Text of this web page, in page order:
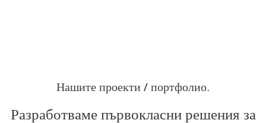
Нашите проекти / портфолио
Разработваме първокласни решения за